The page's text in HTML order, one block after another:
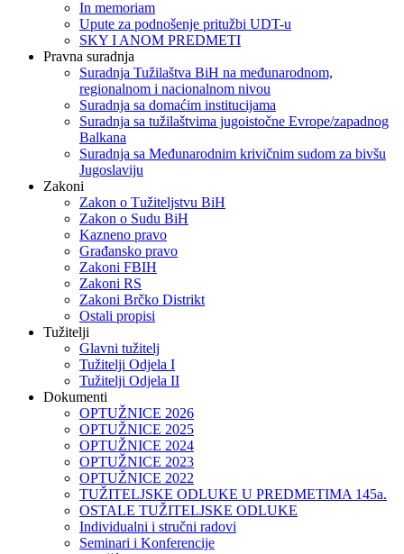
In memoriam
Upute za podnošenje pritužbi UDT-u
SKY I ANOM PREDMETI
Pravna suradnja
Suradnja Tužilaštva BiH na međunarodnom,
regionalnom i nacionalnom nivou
Suradnja sa domaćim institucijama
Suradnja sa tužilaštvima jugoistočne Evrope/zapadnog
Balkana
Suradnja sa Međunarodnim krivičnim sudom za bivšu
Jugoslaviju
Zakoni
Zakon o Тužiteljstvu BiH
Zakon o Sudu BiH
Kazneno pravo
Građansko pravo
Zakoni FBIH
Zakoni RS
Zakoni Brčko Distrikt
Ostali propisi
Tužitelji
Glavni tužitelj
Tužitelji Odjela I
Tužitelji Odjela II
Dokumenti
OPTUŽNICE 2026
OPTUŽNICE 2025
OPTUŽNICE 2024
OPTUŽNICE 2023
OPTUŽNICE 2022
TUŽITELJSKE ODLUKE U PREDMETIMA 145a.
OSTALE TUŽITELJSKE ODLUKE
Individualni i stručni radovi
Seminari i Konferencije